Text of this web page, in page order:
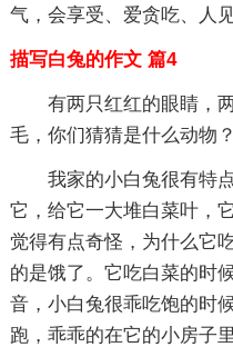
气，会享受、爱贪吃、人
描写白兔的作文 篇4
有两只红红的眼睛，
毛，你们猜猜是什么动物
我家的小白兔很有特
它，给它一大堆白菜叶，
觉得有点奇怪，为什么它
的是饿了。它吃白菜的时
音，小白兔很乖吃饱的时
跑，乖乖的在它的小房子里